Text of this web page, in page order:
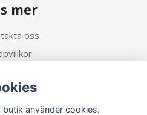
mer
oss
medier
använder cookies.